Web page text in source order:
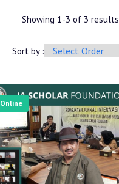
Showing 1-3 of 3 results
Sort by :
Online